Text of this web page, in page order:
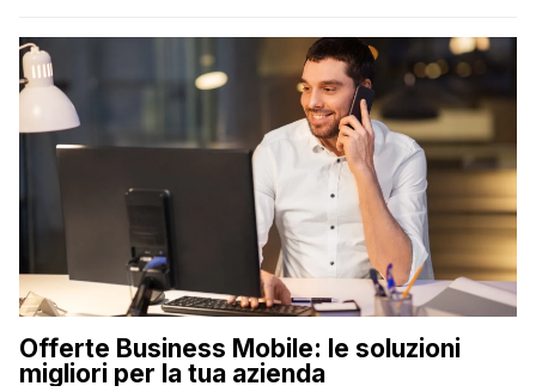
Offerte Business Mobile: le soluzioni
migliori per la tua azienda